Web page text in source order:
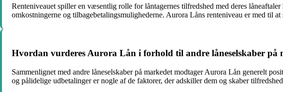
Renteniveauet spiller en væsentlig rolle for låntagernes tilfredshed med deres
omkostningerne og tilbagebetalingsmulighederne. Aurora Låns renteniveau er med til
Hvordan vurderes Aurora Lån i forhold til andre låneselskaber på
Sammenlignet med andre låneselskaber på markedet modtager Aurora Lån generelt
og pålidelige udbetalinger er nogle af de faktorer, der adskiller dem og skaber